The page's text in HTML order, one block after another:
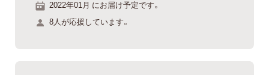
2022年01月 にお届け予定です。
8人が応援しています。